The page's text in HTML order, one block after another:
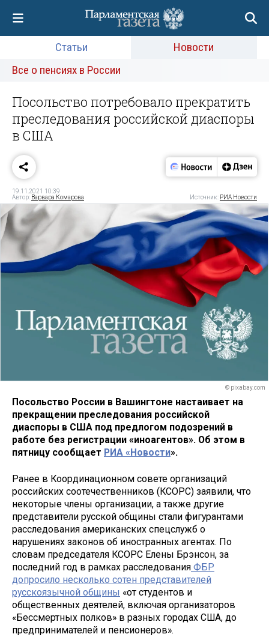
Статьи
Новости
Все о пенсиях в России
Посольство потребовало прекратить
преследования российской диаспоры
в США
19.11.2021 10:39
Автор: Варвара Комарова Источник: РИА Новости
© pixabay.com
Посольство России в Вашингтоне настаивает на
прекращении преследования российской
диаспоры в США под предлогом подозрений в
работе без регистрации «иноагентов». Об этом в
пятницу сообщает РИА «Новости».
Ранее в Координационном совете организаций
российских соотечественников (КСОРС) заявили, что
некоторые члены организации, а также другие
представители русской общины стали фигурантами
расследования американских спецслужб о
нарушениях законов об иностранных агентах. По
словам председателя КСОРС Елены Брэнсон, за
последний год в рамках расследования ФБР
допросило несколько сотен представителей
русскоязычной общины «от студентов и
общественных деятелей, включая организаторов
«Бессмертных полков» в разных городах США, до
предпринимателей и пенсионеров».